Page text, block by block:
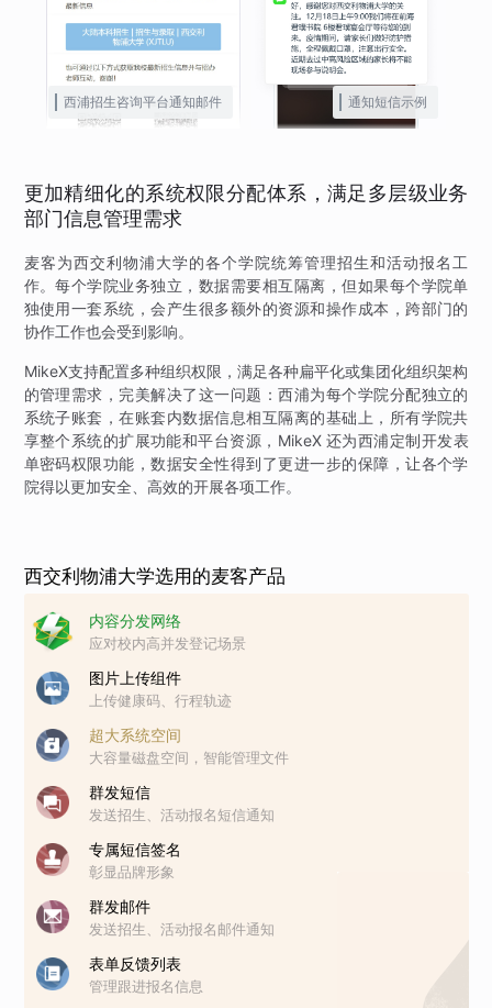
西浦招生咨询平台通知邮件 通知短信示例
更加精细化的系统权限分配体系，满足多层级业务
部门信息管理需求
麦客为西交利物浦大学的各个学院统筹管理招生和活动报名工
作。每个学院业务独立，数据需要相互隔离，但如果每个学院单
独使用一套系统，会产生很多额外的资源和操作成本，跨部门的
协作工作也会受到影响。
MikeX支持配置多种组织权限，满足各种扁平化或集团化组织架构
的管理需求，完美解决了这一问题：西浦为每个学院分配独立的
系统子账套，在账套内数据信息相互隔离的基础上，所有学院共
享整个系统的扩展功能和平台资源，MikeX 还为西浦定制开发表
单密码权限功能，数据安全性得到了更进一步的保障，让各个学
院得以更加安全、高效的开展各项工作。
西交利物浦大学选用的麦客产品
内容分发网络
应对校内高并发登记场景
图片上传组件
上传健康码、行程轨迹
超大系统空间
大容量磁盘空间，智能管理文件
群发短信
发送招生、活动报名短信通知
专属短信签名
彰显品牌形象
群发邮件
发送招生、活动报名邮件通知
表单反馈列表
管理跟进报名信息